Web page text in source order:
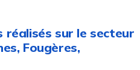
réalisés sur le secteur
Fougères,